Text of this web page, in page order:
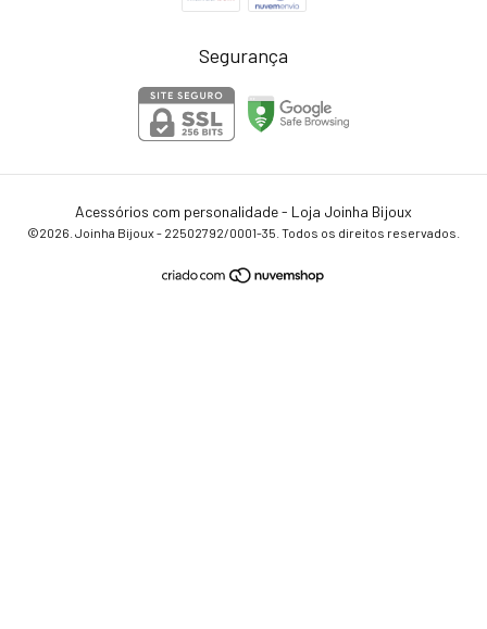
Segurança
Acessórios com personalidade - Loja Joinha Bijoux
©2026. Joinha Bijoux - 22502792/0001-35. Todos os direitos reservados.